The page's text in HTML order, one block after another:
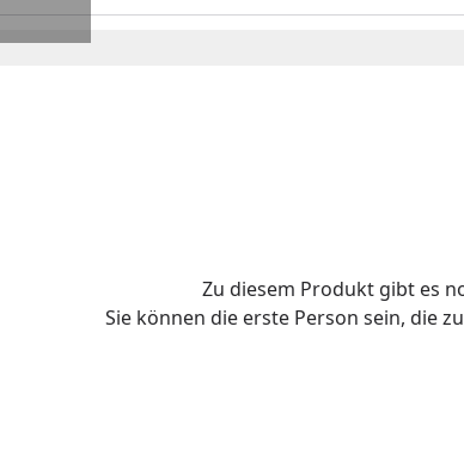
Zu diesem Produkt gibt es
Sie können die erste Person sein, die